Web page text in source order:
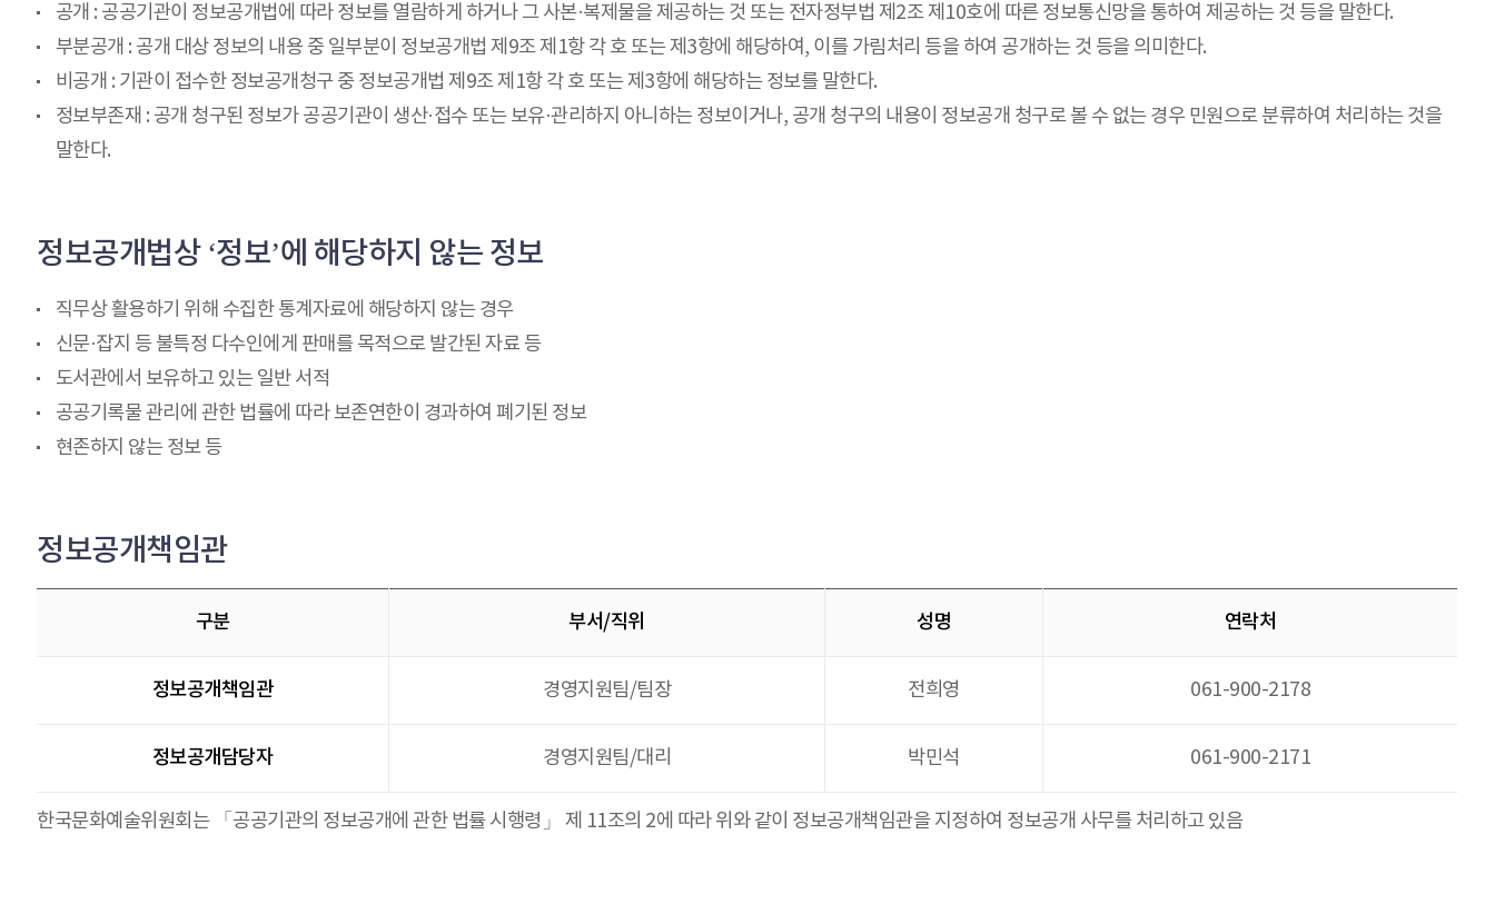
공개 : 공공기관이 정보공개법에 따라 정보를 열람하게 하거나 그 사본·복제물을 제공하는 것 또는 전자정부법 제2조 제10호에 따른 정보통신망을 통하여 제공하는 것 등을 말한다.
부분공개 : 공개 대상 정보의 내용 중 일부분이 정보공개법 제9조 제1항 각 호 또는 제3항에 해당하여, 이를 가림처리 등을 하여 공개하는 것 등을 의미한다.
비공개 : 기관이 접수한 정보공개청구 중 정보공개법 제9조 제1항 각 호 또는 제3항에 해당하는 정보를 말한다.
정보부존재 : 공개 청구된 정보가 공공기관이 생산·접수 또는 보유·관리하지 아니하는 정보이거나, 공개 청구의 내용이 정보공개 청구로 볼 수 없는 경우 민원으로 분류하여 처리하는 것을
말한다.
정보공개법상 ‘정보’에 해당하지 않는 정보
직무상 활용하기 위해 수집한 통계자료에 해당하지 않는 경우
신문·잡지 등 불특정 다수인에게 판매를 목적으로 발간된 자료 등
도서관에서 보유하고 있는 일반 서적
공공기록물 관리에 관한 법률에 따라 보존연한이 경과하여 폐기된 정보
현존하지 않는 정보 등
정보공개책임관
구분 부서/직위 성명 연락처
정보공개책임관 경영지원팀/팀장 전희영 061-900-2178
정보공개담당자 경영지원팀/대리 박민석 061-900-2171
한국문화예술위원회는 「공공기관의 정보공개에 관한 법률 시행령」 제 11조의 2에 따라 위와 같이 정보공개책임관을 지정하여 정보공개 사무를 처리하고 있음